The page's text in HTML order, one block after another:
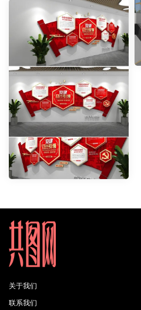
关于我们
联系我们